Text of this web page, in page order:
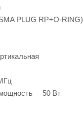
PLUG RP+O-RING)
мощность 50 Вт